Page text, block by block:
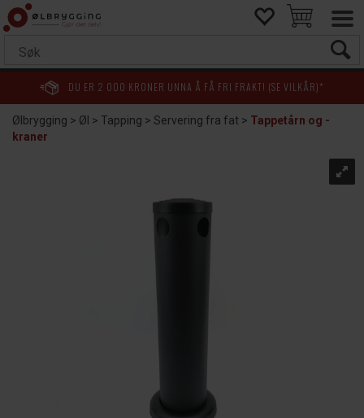
DU ER 2 000 KRONER UNNA Å FÅ FRI FRAKT! (SE VILKÅR)*
Ølbrygging>Øl >Tapping>Servering fra fat>Tappetårn og -
kraner